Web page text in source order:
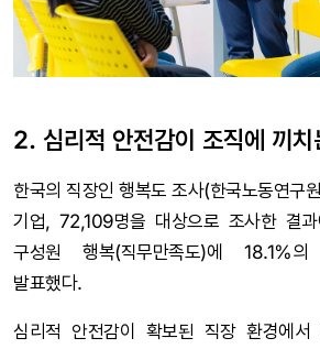
2. 심리적 안전감이 조직에 끼치
한국의 직장인 행복도 조사(한국노동연
기업, 72,109명을 대상으로 조사한 결
구성원 행복(직무만족도)에 18.1%
발표했다.
심리적 안전감이 확보된 직장 환경에